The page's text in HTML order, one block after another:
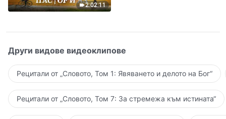
2:02:11
Други видове видеоклипове
Рецитали от „Словото, Том 1: Явяването и делото на Бог“
Рецитали от „Словото, Том 7: За стремежа към истината“